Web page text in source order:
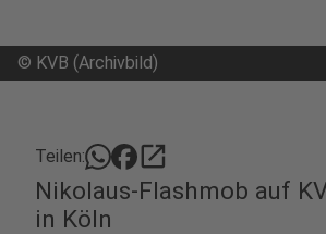
© KVB (Archivbild)
Teilen: open_in_new
Nikolaus-Flashmob auf
in Köln